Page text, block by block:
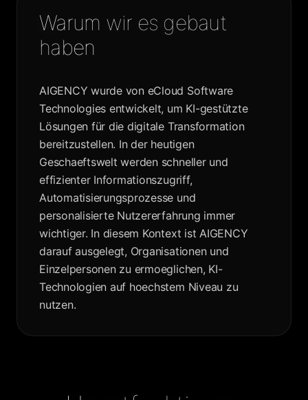
Warum wir es gebaut
haben
AIGENCY wurde von eCloud Software
Technologies entwickelt, um KI-gestützte
Lösungen für die digitale Transformation
bereitzustellen. In der heutigen
Geschaeftswelt werden schneller und
effizienter Informationszugriff,
Automatisierungsprozesse und
personalisierte Nutzererfahrung immer
wichtiger. In diesem Kontext ist AIGENCY
darauf ausgelegt, Organisationen und
Einzelpersonen zu ermoeglichen, KI-
Technologien auf hoechstem Niveau zu
nutzen.